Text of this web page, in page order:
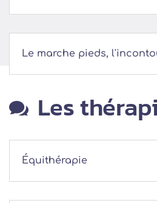
Le marche pieds,
 Les
Équithérapie